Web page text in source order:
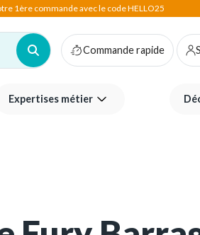
1ère commande avec le code HELLO25
Commande rapide
Expertises métier